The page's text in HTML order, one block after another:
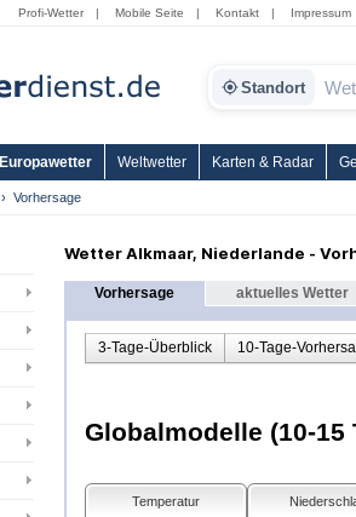
Profi-Wetter | Mobile Seite | Kontakt | Impressum
Standort
Europawetter Weltwetter Karten & Radar
Vorhersage
Wetter Alkmaar, Niederlande -
Vorhersage aktuelles Wetter
3-Tage-Überblick 10-Tage-
Globalmodelle (10-15
Temperatur